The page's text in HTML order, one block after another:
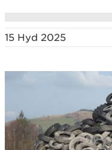
15 Hyd 2025